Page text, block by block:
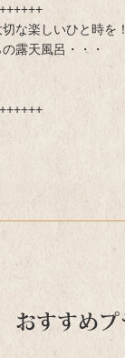
な楽しいひと時を！
露天風呂・・・